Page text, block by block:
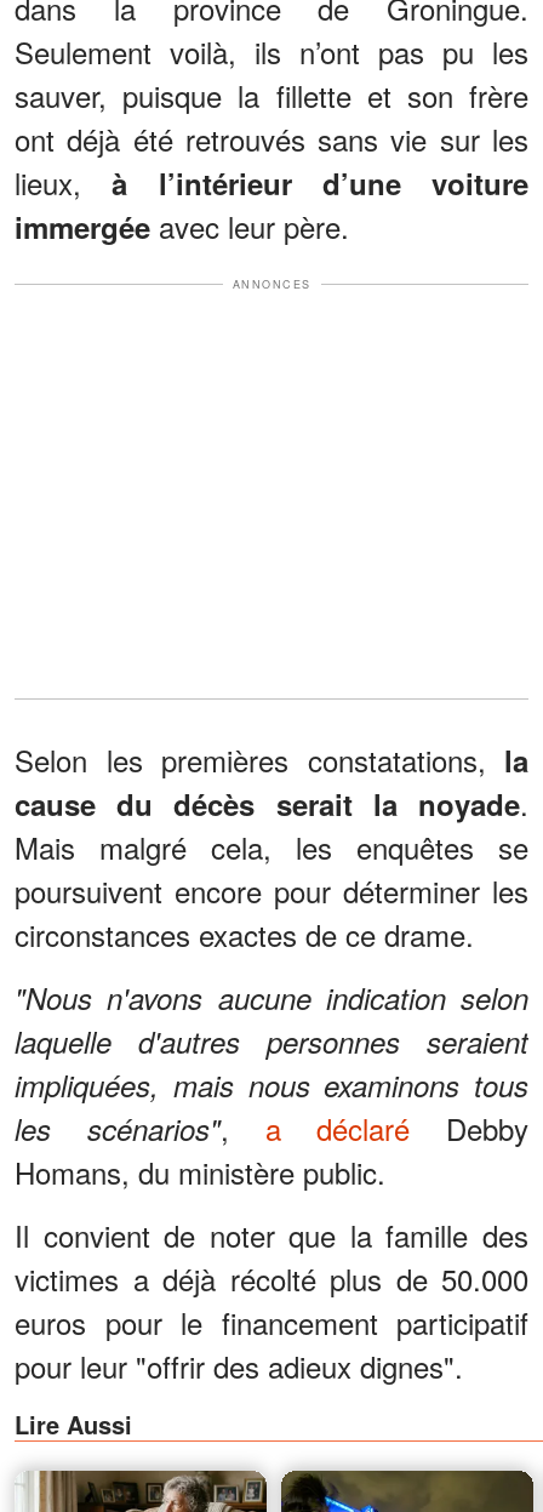
Seulement voilà, ils n’ont pas pu les
sauver, puisque la fillette et son frère
ont déjà été retrouvés sans vie sur les
lieux,à l’intérieur d’une voiture
immergée avec leur père.
ANNONCES
Selon les premières constatations, la
cause du décès serait la noyade.
Mais malgré cela, les enquêtes se
poursuivent encore pour déterminer les
circonstances exactes de ce drame.
"Nous n'avons aucune indication selon
laquelle d'autres personnes seraient
impliquées, mais nous examinons tous
les scénarios", a déclaré Debby
Homans, du ministère public.
Il convient de noter que la famille des
victimes a déjà récolté plus de 50.000
euros pour le financement participatif
pour leur "offrir des adieux dignes".
Lire Aussi